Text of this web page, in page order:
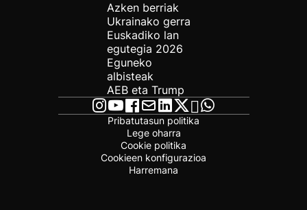
Azken berriak
Ukrainako gerra
Euskadiko lan
egutegia 2026
Eguneko
albisteak
AEB eta Trump
Pribatutasun politika
Lege oharra
Cookie politika
Cookieen konfigurazioa
Harremana